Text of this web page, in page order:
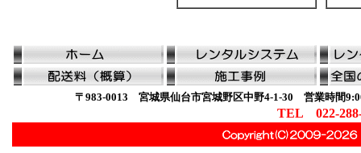
〒983-0013 宮城県仙台市宮城野区中野4-1-30 営業時間
TEL 022-